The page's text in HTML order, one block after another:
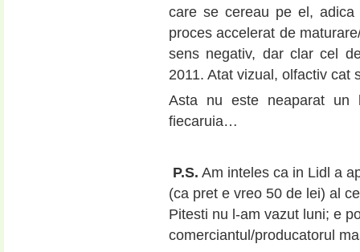
care se cereau pe el,
proces accelerat de
sens negativ, dar clar cel
2011. Atat vizual, olfactiv cat
Asta nu este neaparat un
fiecaruia…
P.S. Am inteles ca in Lidl a
(ca pret e vreo 50 de lei) al
Pitesti nu l-am vazut luni; e
comerciantul/producatorul